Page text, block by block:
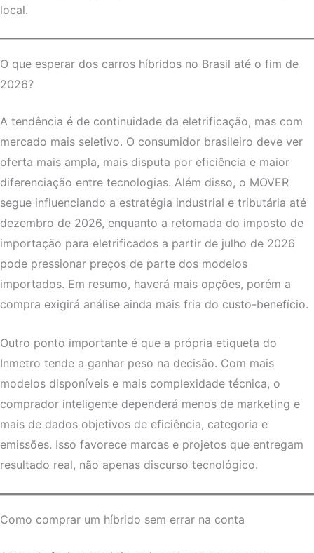
local.
O que esperar dos carros híbridos no Brasil até o fim de
2026?
A tendência é de continuidade da eletrificação, mas com
mercado mais seletivo. O consumidor brasileiro deve ver
oferta mais ampla, mais disputa por eficiência e maior
diferenciação entre tecnologias. Além disso, o MOVER
segue influenciando a estratégia industrial e tributária até
dezembro de 2026, enquanto a retomada do imposto de
importação para eletrificados a partir de julho de 2026
pode pressionar preços de parte dos modelos
importados. Em resumo, haverá mais opções, porém a
compra exigirá análise ainda mais fria do custo-benefício.
Outro ponto importante é que a própria etiqueta do
Inmetro tende a ganhar peso na decisão. Com mais
modelos disponíveis e mais complexidade técnica, o
comprador inteligente dependerá menos de marketing e
mais de dados objetivos de eficiência, categoria e
emissões. Isso favorece marcas e projetos que entregam
resultado real, não apenas discurso tecnológico.
Como comprar um híbrido sem errar na conta